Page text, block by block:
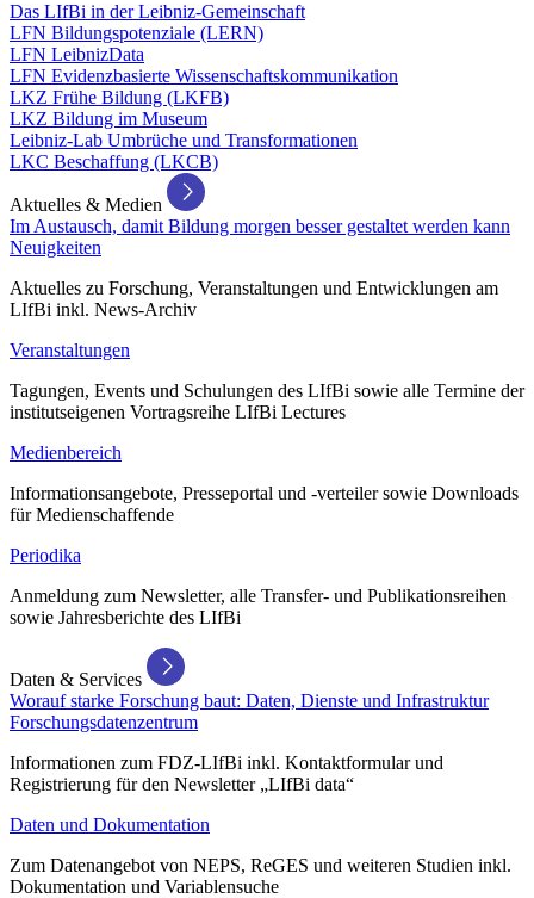
Das LIfBi in der Leibniz-Gemeinschaft
LFN Bildungspotenziale (LERN)
LFN LeibnizData
LFN Evidenzbasierte Wissenschaftskommunikation
LKZ Frühe Bildung (LKFB)
LKZ Bildung im Museum
Leibniz-Lab Umbrüche und Transformationen
LKC Beschaffung (LKCB)
Aktuelles & Medien
Im Austausch, damit Bildung morgen besser gestaltet werden kann
Neuigkeiten
Aktuelles zu Forschung, Veranstaltungen und Entwicklungen am
LIfBi inkl. News-Archiv
Veranstaltungen
Tagungen, Events und Schulungen des LIfBi sowie alle Termine der
institutseigenen Vortragsreihe LIfBi Lectures
Medienbereich
Informationsangebote, Presseportal und -verteiler sowie Downloads
für Medienschaffende
Periodika
Anmeldung zum Newsletter, alle Transfer- und Publikationsreihen
sowie Jahresberichte des LIfBi
Daten & Services
Worauf starke Forschung baut: Daten, Dienste und Infrastruktur
Forschungsdatenzentrum
Informationen zum FDZ-LIfBi inkl. Kontaktformular und
Registrierung für den Newsletter „LIfBi data“
Daten und Dokumentation
Zum Datenangebot von NEPS, ReGES und weiteren Studien inkl.
Dokumentation und Variablensuche